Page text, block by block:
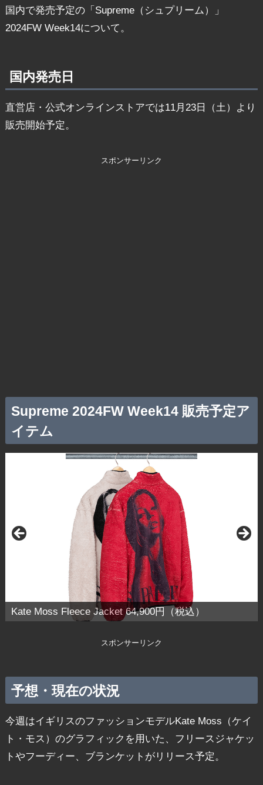
国内で発売予定の「Supreme（シュプリーム）」
2024FW Week14について。
国内発売日
直営店・公式オンラインストアでは11月23日（土）より
販売開始予定。
スポンサーリンク
Supreme 2024FW Week14 販売予定ア
イテム
Kate Moss Fleece Jacket 64,900円（税込）
スポンサーリンク
予想・現在の状況
今週はイギリスのファッションモデルKate Moss（ケイ
ト・モス）のグラフィックを用いた、フリースジャケッ
トやフーディー、ブランケットがリリース予定。